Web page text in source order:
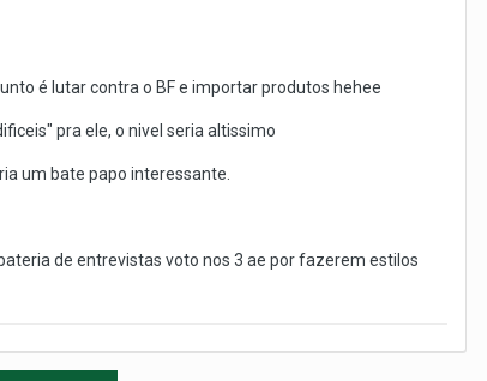
é lutar contra o BF e importar produtos hehee
pra ele, o nivel seria altissimo
um bate papo interessante.
de entrevistas voto nos 3 ae por fazerem estilos